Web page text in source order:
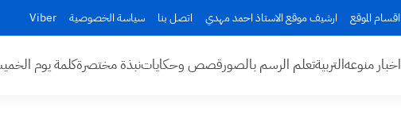
اقسام الموقع ارشيف موقع الاستاذ احمد مهدي اتصل بنا سياسة الخصوصية Viber
اخبار منوعهالتربيةتعلم الرسم بالصورقصص وحكاياتنبذة مختصرةكلمة يوم